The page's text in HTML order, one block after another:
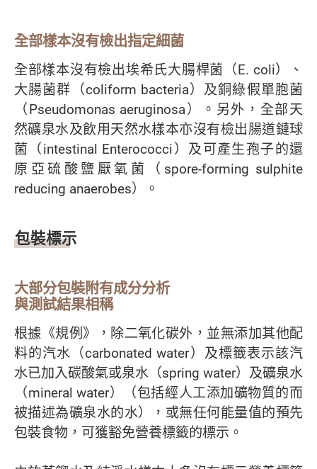
全部樣本沒有檢出指定細菌
全部樣本沒有檢出埃希氏大腸桿菌（E. coli）、
大腸菌群（coliform bacteria）及銅綠假單胞菌
（Pseudomonas aeruginosa）。另外，全部天
然礦泉水及飲用天然水樣本亦沒有檢出腸道鏈球
菌（intestinal Enterococci）及可產生孢子的還
原亞硫酸鹽厭氧菌（spore-forming sulphite
reducing anaerobes）。
包裝標示
大部分包裝附有成分分析
與測試結果相稱
根據《規例》，除二氧化碳外，並無添加其他配
料的汽水（carbonated water）及標籤表示該汽
水已加入碳酸氣或泉水（spring water）及礦泉水
（mineral water）（包括經人工添加礦物質的而
被描述為礦泉水的水），或無任何能量值的預先
包裝食物，可獲豁免營養標籤的標示。